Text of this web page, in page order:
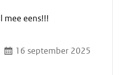
mee eens!!!
16 september 2025